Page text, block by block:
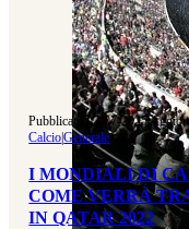
Pubblicato 07-07-2025|
Calcio|Generale
I MONDIALI DI
COME VERRÀ
IN QATAR 2022